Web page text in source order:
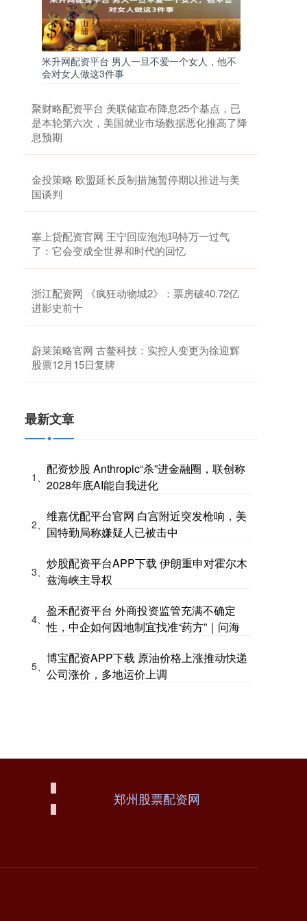
米升网配资平台 男人一旦不爱一个女人，他不
会对女人做这3件事
聚财略配资平台 美联储宣布降息25个基点，已
是本轮第六次，美国就业市场数据恶化推高了降
息预期
金投策略 欧盟延长反制措施暂停期以推进与美
国谈判
塞上贷配资官网 王宁回应泡泡玛特万一过气
了：它会变成全世界和时代的回忆
浙江配资网 《疯狂动物城2》：票房破40.72亿
进影史前十
蔚莱策略官网 古鳌科技：实控人变更为徐迎辉
股票12月15日复牌
最新文章
1、
配资炒股 Anthropic“杀”进金融圈，联创称
2028年底AI能自我进化
2、
维嘉优配平台官网 白宫附近突发枪响，美
国特勤局称嫌疑人已被击中
3、
炒股配资平台APP下载 伊朗重申对霍尔木
兹海峡主导权
4、
盈禾配资平台 外商投资监管充满不确定
性，中企如何因地制宜找准“药方”｜问海
5、
博宝配资APP下载 原油价格上涨推动快递
公司涨价，多地运价上调
郑州股票配资网